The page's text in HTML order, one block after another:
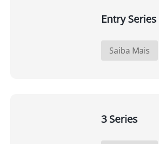
Entry Series
Saiba Mais
3 Series